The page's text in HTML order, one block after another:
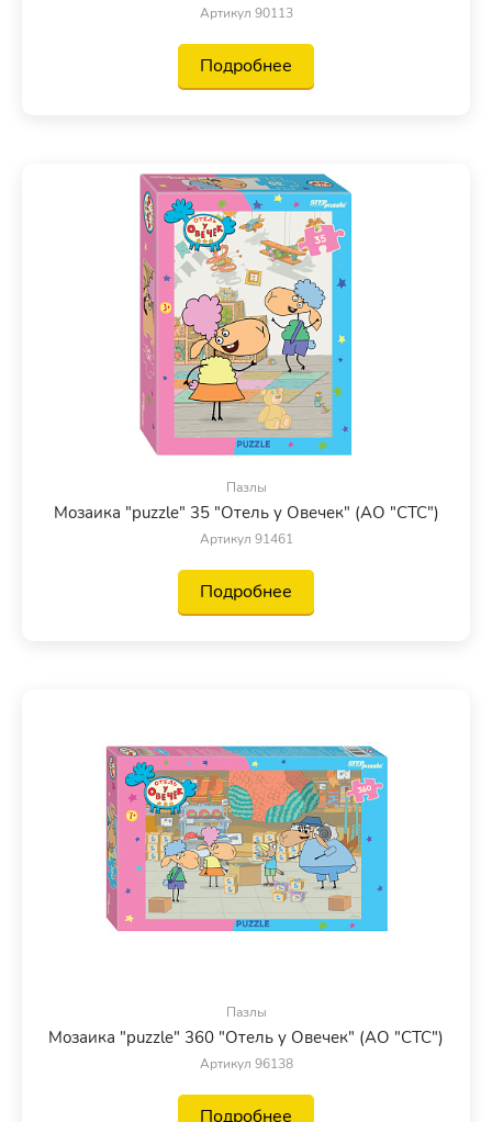
Артикул 90113
Подробнее
Пазлы
Мозаика "puzzle" 35 "Отель у Овечек" (АО "СТС")
Артикул 91461
Подробнее
Пазлы
Мозаика "puzzle" 360 "Отель у Овечек" (АО "СТС")
Артикул 96138
Подробнее